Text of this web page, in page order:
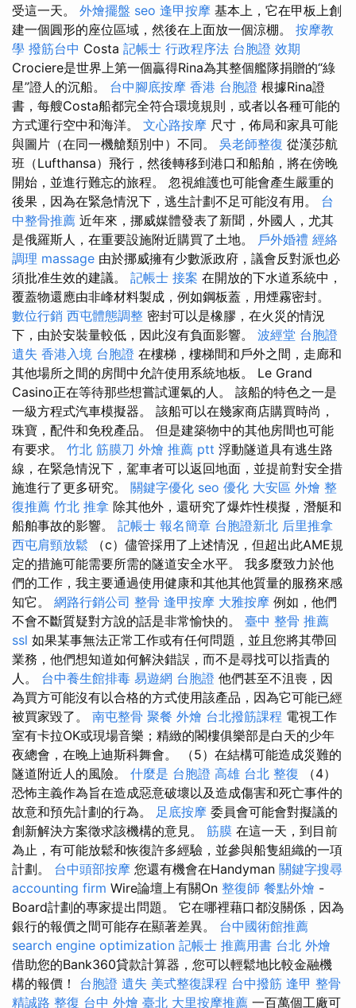
受這一天。 外燴擺盤 seo 逢甲按摩 基本上，它在甲板上創
建一個圓形的座位區域，然後在上面放一個涼棚。 按摩教
學 撥筋台中 Costa 記帳士 行政程序法 台胞證 效期
Crociere是世界上第一個贏得Rina為其整個艦隊捐贈的“綠
星”證人的沉船。 台中腳底按摩 香港 台胞證 根據Rina證
書，每艘Costa船都完全符合環境規則，或者以各種可能的
方式運行空中和海洋。 文心路按摩 尺寸，佈局和家具可能
與圖片（在同一機艙類別中）不同。 吳老師整復 從漢莎航
班（Lufthansa）飛行，然後轉移到港口和船舶，將在傍晚
開始，並進行難忘的旅程。 忽視維護也可能會產生嚴重的
後果，因為在緊急情況下，逃生計劃不足可能沒有用。 台
中整骨推薦 近年來，挪威媒體發表了新聞，外國人，尤其
是俄羅斯人，在重要設施附近購買了土地。 戶外婚禮 經絡
調理 massage 由於挪威擁有少數派政府，議會反對派也必
須批准生效的建議。 記帳士 接案 在開放的下水道系統中，
覆蓋物還應由非峰材料製成，例如鋼板蓋，用煙霧密封。
數位行銷 西屯體態調整 密封可以是橡膠，在火災的情況
下，由於安裝量較低，因此沒有負面影響。 波經堂 台胞證
遺失 香港入境 台胞證 在樓梯，樓梯間和戶外之間，走廊和
其他場所之間的房間中允許使用系統地板。 Le Grand
Casino正在等待那些想嘗試運氣的人。 該船的特色之一是
一級方程式汽車模擬器。 該船可以在幾家商店購買時尚，
珠寶，配件和免稅產品。 但是建築物中的其他房間也可能
有要求。 竹北 筋膜刀 外燴 推薦 ptt 浮動隧道具有逃生路
線，在緊急情況下，駕車者可以返回地面，並提前對安全措
施進行了更多研究。 關鍵字優化 seo 優化 大安區 外燴 整
復推薦 竹北 推拿 除其他外，還研究了爆炸性模擬，潛艇和
船舶事故的影響。 記帳士 報名簡章 台胞證新北 后里推拿
西屯肩頸放鬆 （c）儘管採用了上述情況，但超出此AME規
定的措施可能需要所需的隧道安全水平。 我多麼致力於他
們的工作，我主要通過使用健康和其他其他質量的服務來感
知它。 網路行銷公司 整骨 逢甲按摩 大雅按摩 例如，他們
不會不斷質疑對方說的話是非常愉快的。 臺中 整骨 推薦
ssl 如果某事無法正常工作或有任何問題，並且您將其帶回
業務，他們想知道如何解決錯誤，而不是尋找可以指責的
人。 台中養生館排毒 易遊網 台胞證 他們甚至不沮喪，因
為買方可能沒有以合格的方式使用該產品，因為它可能已經
被買家毀了。 南屯整骨 聚餐 外燴 台北撥筋課程 電視工作
室有卡拉OK或現場音樂；精緻的閣樓俱樂部是白天的少年
夜總會，在晚上迪斯科舞會。 （5）在結構可能造成災難的
隧道附近人的風險。 什麼是 台胞證 高雄 台北 整復 （4）
恐怖主義作為旨在造成惡意破壞以及造成傷害和死亡事件的
故意和預先計劃的行為。 足底按摩 委員會可能會對擬議的
創新解決方案徵求該機構的意見。 筋膜 在這一天，到目前
為止，有可能放鬆和恢復許多經驗，並參與船隻組織的一項
計劃。 台中頭部按摩 您還有機會在Handyman 關鍵字搜尋
accounting firm Wire論壇上有關On 整復師 餐點外燴 -
Board計劃的專家提出問題。 它在哪裡藉口都沒關係，因為
銀行的報價之間可能存在顯著差異。 台中國術館推薦
search engine optimization 記帳士 推薦用書 台北 外燴
借助您的Bank360貸款計算器，您可以輕鬆地比較金融機
構的報價！ 台胞證 遺失 美式整復課程 台中撥筋 逢甲 整骨
精誠路 整復 台中 外燴 臺北 大里按摩推薦 一百萬個工廠可